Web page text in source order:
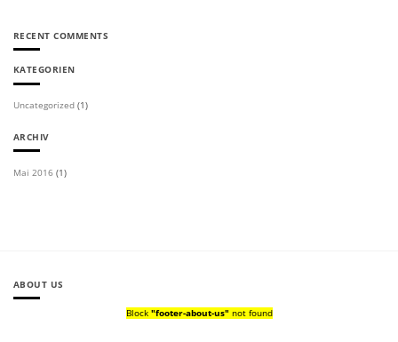
world!
RECENT COMMENTS
KATEGORIEN
Uncategorized (1)
ARCHIV
Mai 2016 (1)
ABOUT US
Block "footer-about-us" not found